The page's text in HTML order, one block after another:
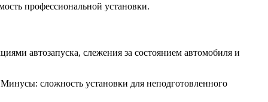
профессиональной установки.
автозапуска, слежения за состоянием автомобиля и
сложность установки для неподготовленного